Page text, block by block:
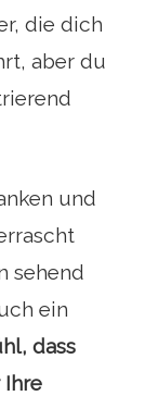
die dich
aber du
und
sehend
ein
dass
Ihre